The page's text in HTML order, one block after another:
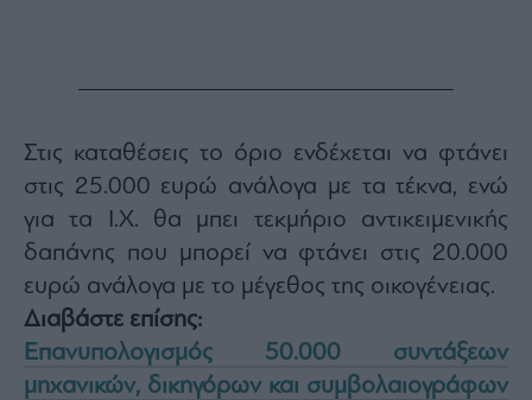
Στις καταθέσεις το όριο ενδέχεται να φτάνει
στις 25.000 ευρώ ανάλογα με τα τέκνα, ενώ
για τα Ι.Χ. θα μπει τεκμήριο αντικειμενικής
δαπάνης που μπορεί να φτάνει στις 20.000
ευρώ ανάλογα με το μέγεθος της οικογένειας.
Διαβάστε επίσης:
Επανυπολογισμός 50.000 συντάξεων
μηχανικών, δικηγόρων και συμβολαιογράφων